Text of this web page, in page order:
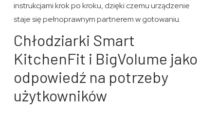
instrukcjami krok po kroku, dzięki czemu urządzenie
staje się pełnoprawnym partnerem w gotowaniu.
Chłodziarki Smart
KitchenFit i BigVolume jako
odpowiedź na potrzeby
użytkowników